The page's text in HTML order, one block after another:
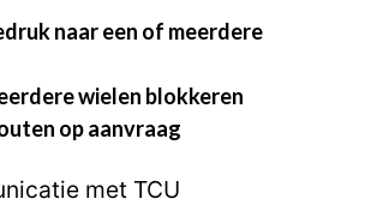
naar een of meerdere
wielen blokkeren
op aanvraag
met TCU